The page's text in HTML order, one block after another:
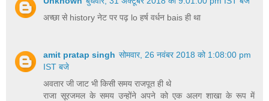
अच्छा से history नेट पर पढ़ lo हर्ष वर्धन bais ही था
amit pratap singh सोमवार, 26 नवंबर 2018 को 1:08:00 pm
IST बजे
अवतार जी जाट भी किसी समय राजपूत ही थे
राजा सूरजमल के समय उन्होंने अपने को एक अलग शाखा के रूप में